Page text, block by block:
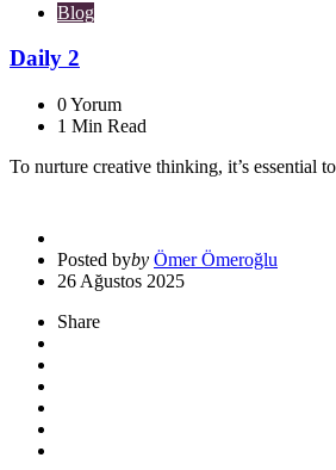
Blog
Daily 2
0Yorum
1 Min Read
To nurture creative thinking, it’s essential
Posted byby Ömer Ömeroğlu
26 Ağustos 2025
Share